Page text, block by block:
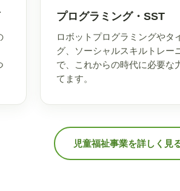
プログラミング・SST
ロボットプログラミングやタ
グ、ソーシャルスキルトレー
で、これからの時代に必要な
てます。
児童福祉事業を詳しく見